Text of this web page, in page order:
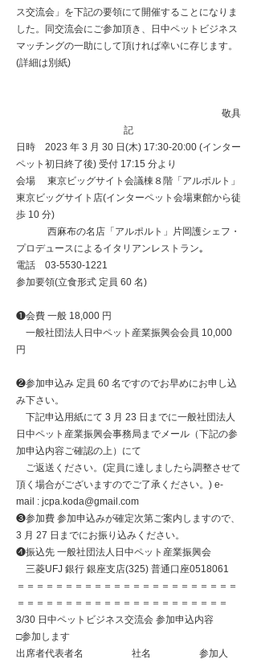
ス交流会」を下記の要領にて開催することになりま
した。同交流会にご参加頂き、⽇中ペットビジネス
マッチングの⼀助にして頂ければ幸いに存じます。
(詳細は別紙)
敬具
記
⽇時 2023 年 3 ⽉ 30 ⽇(⽊) 17:30-20:00 (インター
ペット初⽇終了後) 受付 17:15 分より
会場 東京ビッグサイト会議棟８階「アルポルト」
東京ビッグサイト店(インターペット会場東館から徒
歩 10 分)
⻄⿇布の名店「アルポルト」⽚岡護シェフ・
プロデュースによるイタリアンレストラン｡
電話 03-5530-1221
参加要領(⽴⾷形式 定員 60 名)
❶会費 ⼀般 18,000 円
⼀般社団法⼈⽇中ペット産業振興会会員 10,000
円
❷参加申込み 定員 60 名ですのでお早めにお申し込
み下さい。
下記申込⽤紙にて 3 ⽉ 23 ⽇までに⼀般社団法⼈
⽇中ペット産業振興会事務局までメール（下記の参
加申込内容ご確認の上）にて
ご返送ください。(定員に達しましたら調整させて
頂く場合がございますのでご了承ください。) e-
mail : jcpa.koda@gmail.com
❸参加費 参加申込みが確定次第ご案内しますので、
3 ⽉ 27 ⽇までにお振り込みください。
❹振込先 ⼀般社団法⼈⽇中ペット産業振興会
三菱UFJ 銀⾏ 銀座⽀店(325) 普通⼝座0518061
＝＝＝＝＝＝＝＝＝＝＝＝＝＝＝＝＝＝＝＝＝＝＝
＝＝＝＝＝＝＝＝＝＝＝＝＝＝＝＝＝＝＝＝＝＝
3/30 ⽇中ペットビジネス交流会 参加申込内容
□参加します
出席者代表者名 社名 参加人